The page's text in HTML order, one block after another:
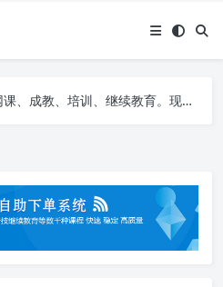
文献内容生成论文
训、继续教育。现已接入代刷代考项目3000+
训、继续教育。现已接入代刷代考项目3000+